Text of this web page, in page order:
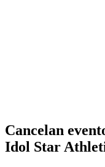
Cancelan
Idol Star